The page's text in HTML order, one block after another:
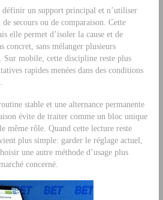
définir un support principal et n’utiliser
secours ou de comparaison. Cette
elle permet d’isoler la cause et de
concret, sans mélanger plusieurs
Sur mobile, cette discipline reste plus
rapides menées dans des conditions
stable et une alternance permanente
évite de traiter comme un bloc unique
même rôle. Quand cette lecture reste
plus simple: garder le réglage actuel,
une autre méthode d’usage plus
concerné.